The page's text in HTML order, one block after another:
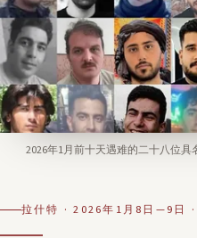
2026年1月前十天遇难的二十八位具
拉什特 · 2026年1月8日—9日